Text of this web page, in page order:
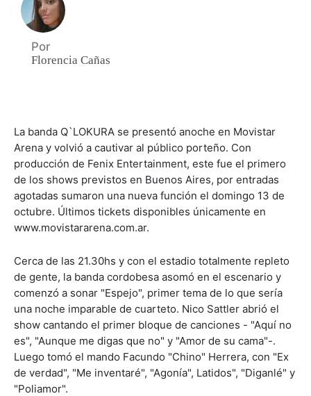
Por
Florencia Cañas
La banda Q`LOKURA se presentó anoche en Movistar
Arena y volvió a cautivar al público porteño. Con
producción de Fenix Entertainment, este fue el primero
de los shows previstos en Buenos Aires, por entradas
agotadas sumaron una nueva función el domingo 13 de
octubre. Últimos tickets disponibles únicamente en
www.movistararena.com.ar.
Cerca de las 21.30hs y con el estadio totalmente repleto
de gente, la banda cordobesa asomó en el escenario y
comenzó a sonar "Espejo", primer tema de lo que sería
una noche imparable de cuarteto. Nico Sattler abrió el
show cantando el primer bloque de canciones - "Aquí no
es", "Aunque me digas que no" y "Amor de su cama"-.
Luego tomó el mando Facundo "Chino" Herrera, con "Ex
de verdad", "Me inventaré", "Agonía", Latidos", "Diganlé" y
"Poliamor".